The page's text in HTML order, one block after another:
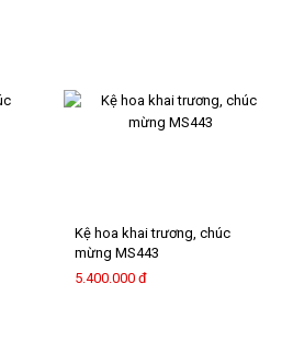
Kệ hoa khai trương, chúc
mừng MS443
5.400.000 đ